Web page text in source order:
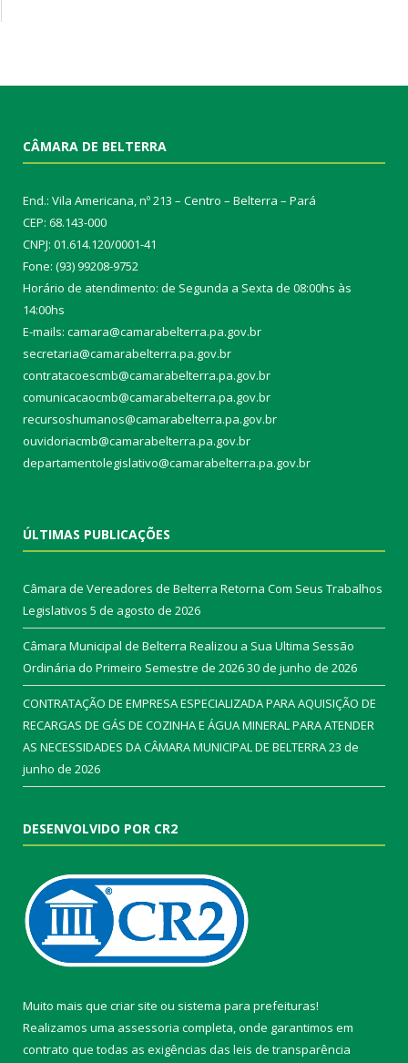
CÂMARA DE BELTERRA
End.: Vila Americana, nº 213 – Centro – Belterra – Pará
CEP: 68.143-000
CNPJ: 01.614.120/0001-41
Fone: (93) 99208-9752
Horário de atendimento: de Segunda a Sexta de 08:00hs às
14:00hs
E-mails: camara@camarabelterra.pa.gov.br
secretaria@camarabelterra.pa.gov.br
contratacoescmb@camarabelterra.pa.gov.br
comunicacaocmb@camarabelterra.pa.gov.br
recursoshumanos@camarabelterra.pa.gov.br
ouvidoriacmb@camarabelterra.pa.gov.br
departamentolegislativo@camarabelterra.pa.gov.br
ÚLTIMAS PUBLICAÇÕES
Câmara de Vereadores de Belterra Retorna Com Seus Trabalhos
Legislativos 5 de agosto de 2026
Câmara Municipal de Belterra Realizou a Sua Ultima Sessão
Ordinária do Primeiro Semestre de 202630 de junho de 2026
CONTRATAÇÃO DE EMPRESA ESPECIALIZADA PARA AQUISIÇÃO DE
RECARGAS DE GÁS DE COZINHA E ÁGUA MINERAL PARA ATENDER
AS NECESSIDADES DA CÂMARA MUNICIPAL DE BELTERRA23 de
junho de 2026
DESENVOLVIDO POR CR2
Muito mais que criar site ou sistema para prefeituras!
Realizamos uma assessoria completa, onde garantimos em
contrato que todas as exigências das leis de transparência